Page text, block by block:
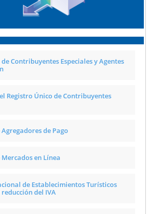
Contribuyentes Especiales y Agentes
Registro Único de Contribuyentes
de Pago
en Línea
de Establecimientos Turísticos
del IVA